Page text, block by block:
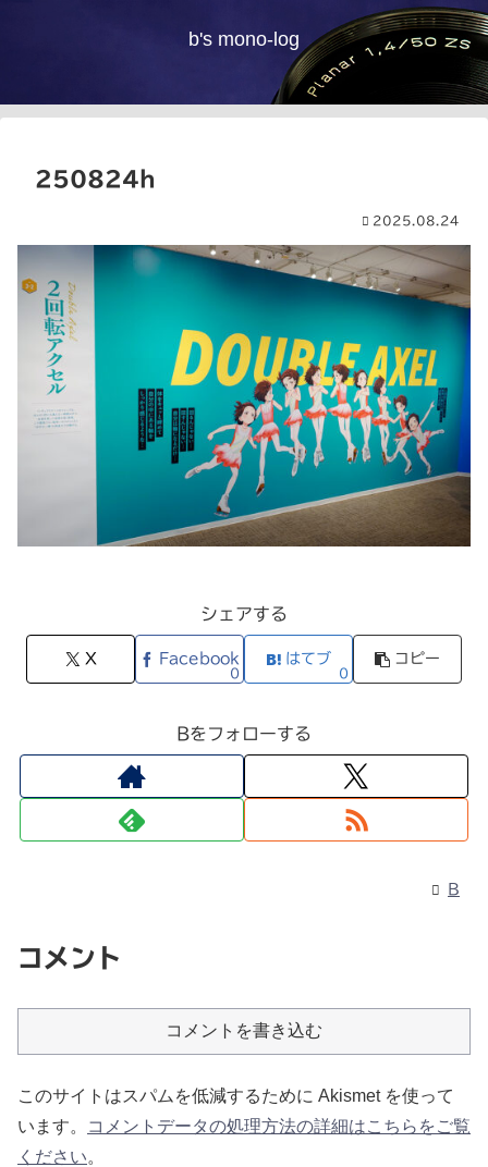
b's mono-log
250824h
2025.08.24
シェアする
X Facebook
0
はてブ
0
コピー
Bをフォローする
B
コメント
コメントを書き込む
このサイトはスパムを低減するために Akismet を使って
います。
コメントデータの処理方法の詳細はこちらをご覧
ください。